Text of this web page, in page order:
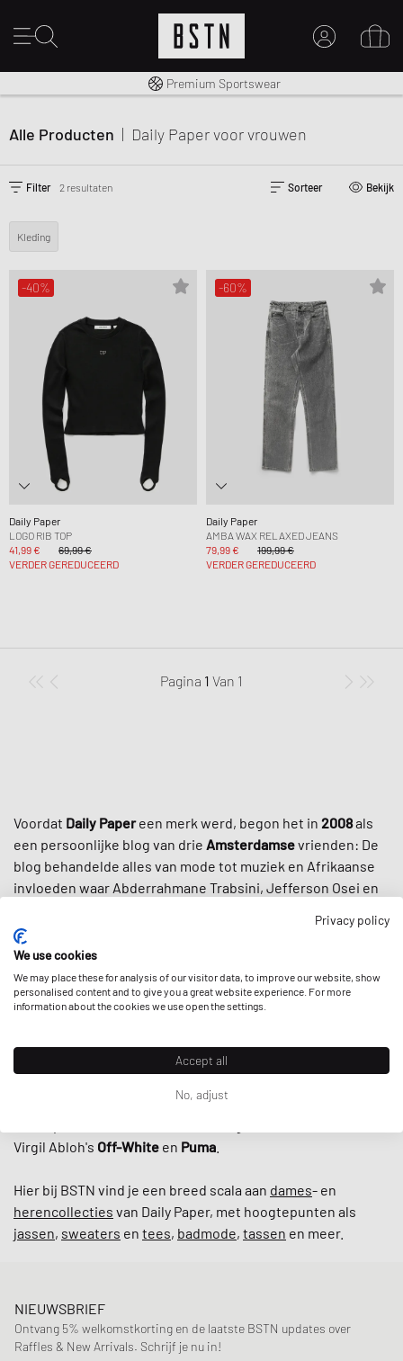
MIJN ACCOUNT
MAAK EEN ACCOUNT AAN
Gratis verzending naar NL vanaf € 100
Premium Sportswear
Alle Producten | Daily Papervoor vrouwen
Filter 2 resultaten Sorteer Bekijk
Kleding
-40%
Daily Paper
LOGO RIB TOP
41,99 €
69,99 €
VERDER GEREDUCEERD
-60%
Daily Paper
AMBA WAX RELAXED JEANS
79,99 €
199,99 €
VERDER GEREDUCEERD
Pagina 1 Van 1
Voordat Daily Papereen merk werd, begon het in 2008als
een persoonlijke blog van drie Amsterdamsevrienden: De
blog behandelde alles van mode tot muziek en Afrikaanse
invloeden waar Abderrahmane Trabsini, Jefferson Osei en
hun eerste serie bijbehorende merch, en hier zijn we dan
met een van de
De kleuren, prints en ontwerpen van Daily Paper, gevoed
door het rijke erfgoed van de
Afrikaanse cultuur
Massai schildlogo van het merk. Dankzij dit frisse nieuwe
trouwe wereldwijde aanhang en werd het nog populairder
Virgil Abloh's Off-White en Puma
Hier bij BSTN vind je een breed scala aan dames- en
herencollecties van Daily Paper, met hoogtepunten als
jassen, sweaters en tees, badmode, tassen en meer.
NIEUWSBRIEF
Ontvang 5% welkomstkorting en de laatste BSTN updates over
Raffles & New Arrivals. Schrijf je nu in!
Privacy policy
We use cookies
We may place these for analysis of our visitor data, to improve our website, show
personalised content and to give you a great website experience. For more
information about the cookies we use open the settings.
Accept all
No, adjust